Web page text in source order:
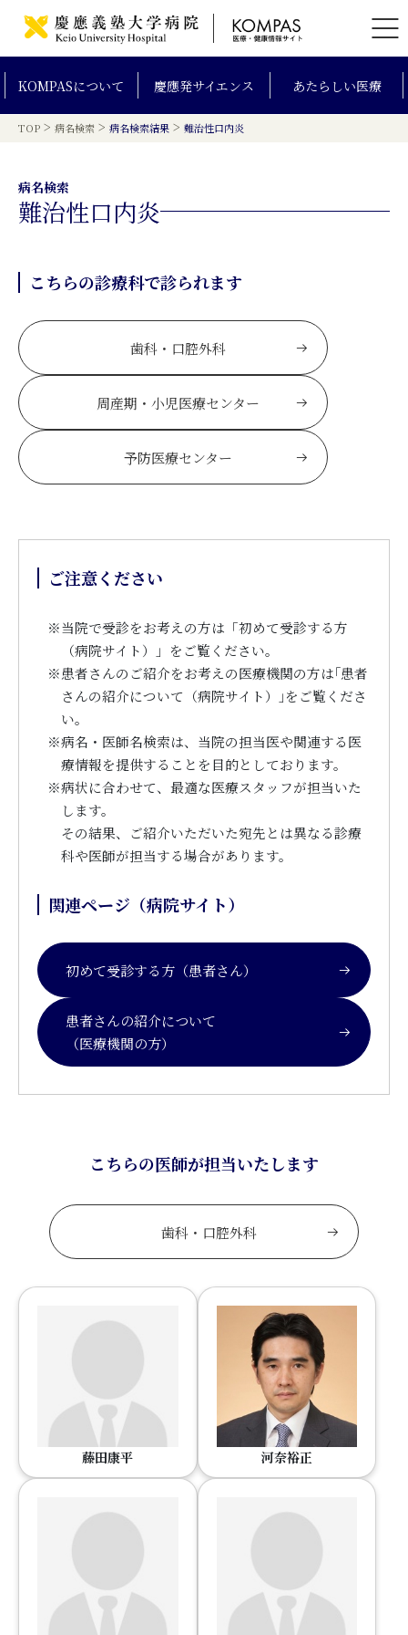
KOMPASについて 慶應発サイエンス あたらしい医療
TOP > 病名検索 > 病名検索結果 > 難治性口内炎
病名検索
難治性口内炎
こちらの診療科で診られます
歯科・口腔外科
周産期・小児医療センター
予防医療センター
ご注意ください
※当院で受診をお考えの方は「初めて受診する方
（病院サイト）」をご覧ください。
※患者さんのご紹介をお考えの医療機関の方は｢患者
さんの紹介について（病院サイト）｣をご覧くださ
い。
※病名・医師名検索は、当院の担当医や関連する医
療情報を提供することを目的としております。
※病状に合わせて、最適な医療スタッフが担当いた
します。
その結果、ご紹介いただいた宛先とは異なる診療
科や医師が担当する場合があります。
関連ページ（病院サイト）
初めて受診する方（患者さん）
患者さんの紹介について
（医療機関の方）
こちらの医師が担当いたします
歯科・口腔外科
藤田康平 河奈裕正